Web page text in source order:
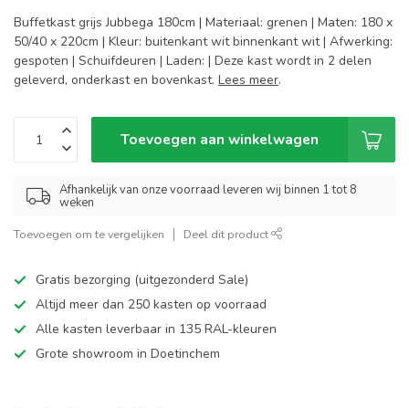
Buffetkast grijs Jubbega 180cm | Materiaal: grenen | Maten: 180 x
50/40 x 220cm | Kleur: buitenkant wit binnenkant wit | Afwerking:
gespoten | Schuifdeuren | Laden: | Deze kast wordt in 2 delen
geleverd, onderkast en bovenkast. Lees meer.
Toevoegen aan winkelwagen
Afhankelijk van onze voorraad leveren wij binnen 1 tot 8
weken
Toevoegen om te vergelijken Deel dit product
Gratis bezorging (uitgezonderd Sale)
Altijd meer dan 250 kasten op voorraad
Alle kasten leverbaar in 135 RAL-kleuren
Grote showroom in Doetinchem